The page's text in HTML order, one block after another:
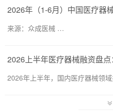
来源：众成医械 …
2026年上半年，国内医疗器械领